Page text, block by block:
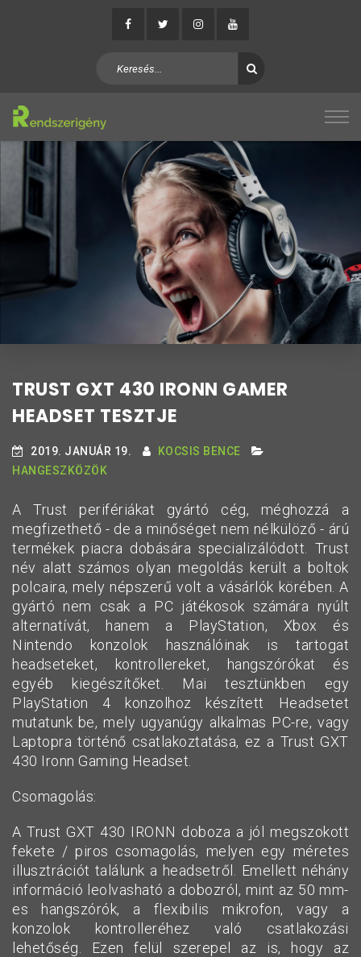
TRUST GXT 430 IRONN GAMER
HEADSET TESZTJE
2019. JANUÁR 19.
KOCSIS BENCE
HANGESZKÖZÖK
A Trust perifériákat gyártó cég, méghozzá a
megfizethető - de a minőséget nem nélkülöző - árú
termékek piacra dobására specializálódott. Trust
név alatt számos olyan megoldás került a boltok
polcaira, mely népszerű volt a vásárlók körében. A
gyártó nem csak a PC játékosok számára nyúlt
alternatívát, hanem a PlayStation, Xbox és
Nintendo konzolok használóinak is tartogat
headseteket, kontrollereket, hangszórókat és
egyéb kiegészítőket. Mai tesztünkben egy
PlayStation 4 konzolhoz készített Headsetet
mutatunk be, mely ugyanúgy alkalmas PC-re, vagy
Laptopra történő csatlakoztatása, ez a Trust GXT
430 Ironn Gaming Headset.
Csomagolás:
A Trust GXT 430 IRONN doboza a jól megszokott
fekete / piros csomagolás, melyen egy méretes
illusztrációt találunk a headsetről. Emellett néhány
információ leolvasható a dobozról, mint az 50 mm-
es hangszórók, a flexibilis mikrofon, vagy a
konzolok kontrolleréhez való csatlakozási
lehetőség. Ezen felül szerepel az is, hogy az